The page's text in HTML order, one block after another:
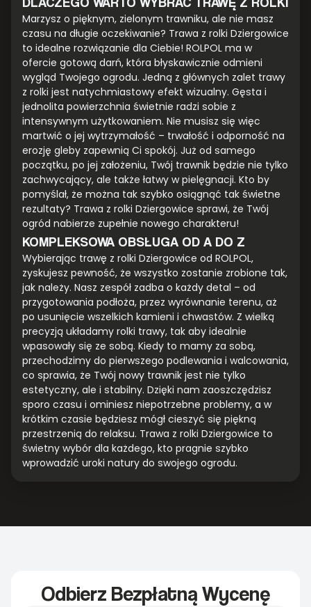
Marzysz o pięknym, zielonym trawniku, ale nie masz
czasu na długie oczekiwanie? Trawa z rolki Dziergowice
to idealne rozwiązanie dla Ciebie! ROLPOL ma w
ofercie gotową darń, która błyskawicznie odmieni
wygląd Twojego ogrodu. Jedną z głównych zalet trawy
z rolki jest natychmiastowy efekt wizualny. Gęsta i
jednolita powierzchnia świetnie radzi sobie z
intensywnym użytkowaniem. Nie musisz się więc
martwić o jej wytrzymałość – trwałość i odporność na
erozję gleby zapewnią Ci spokój. Już od samego
początku, po jej założeniu, Twój trawnik będzie nie tylko
zachwycający, ale także łatwy w pielęgnacji. Kto by
pomyślał, że można tak szybko osiągnąć tak świetne
rezultaty? Trawa z rolki Dziergowice sprawi, że Twój
ogród nabierze zupełnie nowego charakteru!
KOMPLEKSOWA OBSŁUGA OD A DO Z
Wybierając trawę z rolki Dziergowice od ROLPOL,
zyskujesz pewność, że wszystko zostanie zrobione tak,
jak należy. Nasz zespół zadba o każdy detal – od
przygotowania podłoża, przez wyrównanie terenu, aż
po usunięcie wszelkich kamieni i chwastów. Z wielką
precyzją układamy rolki trawy, tak aby idealnie
wpasowały się ze sobą. Kiedy to mamy za sobą,
przechodzimy do pierwszego podlewania i walcowania,
co sprawia, że Twój nowy trawnik jest nie tylko
estetyczny, ale i stabilny. Dzięki nam zaoszczędzisz
sporo czasu i ominiesz niepotrzebne problemy, a w
krótkim czasie będziesz mógł cieszyć się piękną
przestrzenią do relaksu. Trawa z rolki Dziergowice to
świetny wybór dla każdego, kto pragnie szybko
wprowadzić uroki natury do swojego ogrodu.
Odbierz Bezpłatną Wycenę